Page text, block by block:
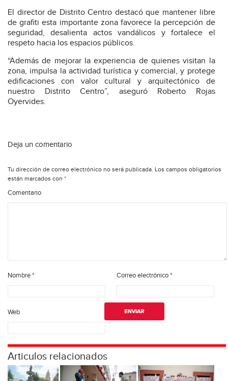
El director de Distrito Centro destacó que mantener libre
de grafiti esta importante zona favorece la percepción de
seguridad, desalienta actos vandálicos y fortalece el
respeto hacia los espacios públicos.
“Además de mejorar la experiencia de quienes visitan la
zona, impulsa la actividad turística y comercial, y protege
edificaciones con valor cultural y arquitectónico de
nuestro Distrito Centro”, aseguró Roberto Rojas
Oyervides.
Deja un comentario
Tu dirección de correo electrónico no será publicada. Los campos obligatorios
están marcados con *
Comentario
Nombre* Correo electrónico*
Web
Articulos relacionados